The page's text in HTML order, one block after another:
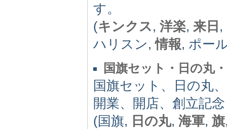
す。
(キンクス, 洋楽, 来日 ,
ハリスン,情報, ポー
国旗セット・日の丸
国旗セット、日の丸
開業、開店、創立記
(国旗, 日の丸, 海軍, 旗